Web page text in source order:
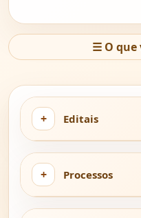
☰ O que
Editais
Processos